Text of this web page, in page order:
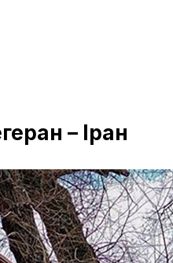
– Іран